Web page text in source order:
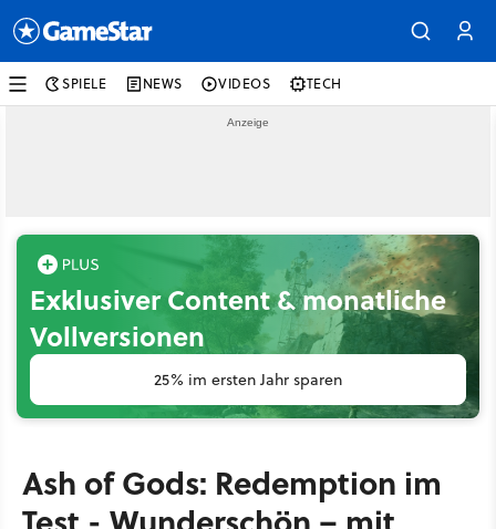
SPIELE NEWS VIDEOS TECH
Exklusiver Content & monatliche
Vollversionen
25% im ersten Jahr sparen
Ash of Gods: Redemption im